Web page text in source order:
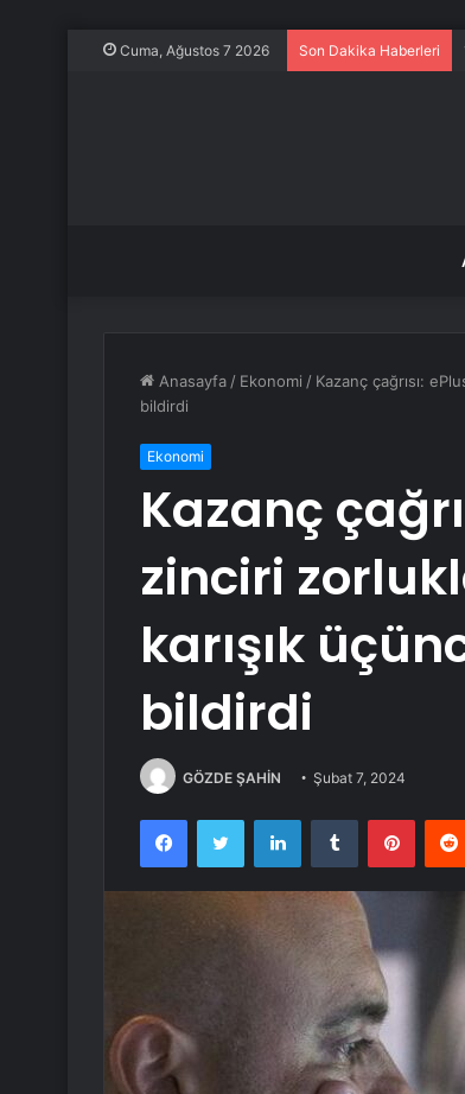
Cuma, Ağustos 7 2026 Son Dakika Haberleri
Anasayfa / Ekonomi / Kazanç çağrısı:
bildirdi
Ekonomi
Kazanç
zinciri
karışık
bildirdi
GÖZDE ŞAHİN Şubat 7, 2024
FacebookTwitter LinkedInTumblr